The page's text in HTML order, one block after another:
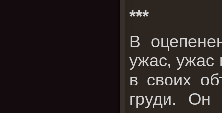
***
В
ужас, ужас
в своих
груди. Он